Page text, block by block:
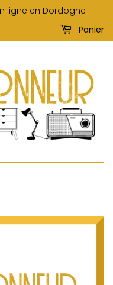
ligne en Dordogne
Panier